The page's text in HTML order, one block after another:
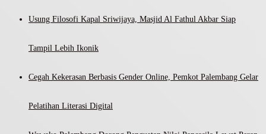
Usung Filosofi Kapal Sriwijaya, Masjid Al Fathul Akbar Siap
Tampil Lebih Ikonik
Cegah Kekerasan Berbasis Gender Online, Pemkot Palembang Gelar
Pelatihan Literasi Digital